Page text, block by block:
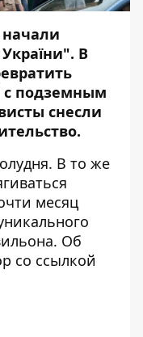
В
с подземным
снесли
В то же
месяц
Об
со ссылкой